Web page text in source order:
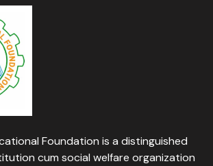
Foundation is a distinguished
cum social welfare organization